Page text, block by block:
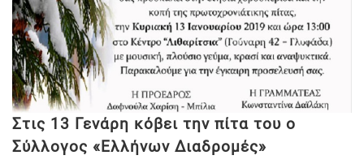
Στις 13 Γενάρη κόβει την πίτα του ο
Σύλλογος «Ελλήνων Διαδρομές»